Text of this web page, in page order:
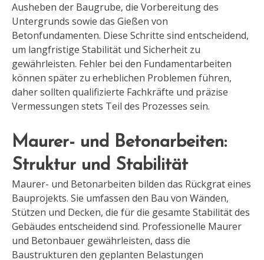
Ausheben der Baugrube, die Vorbereitung des
Untergrunds sowie das Gießen von
Betonfundamenten. Diese Schritte sind entscheidend,
um langfristige Stabilität und Sicherheit zu
gewährleisten. Fehler bei den Fundamentarbeiten
können später zu erheblichen Problemen führen,
daher sollten qualifizierte Fachkräfte und präzise
Vermessungen stets Teil des Prozesses sein.
Maurer- und Betonarbeiten:
Struktur und Stabilität
Maurer- und Betonarbeiten bilden das Rückgrat eines
Bauprojekts. Sie umfassen den Bau von Wänden,
Stützen und Decken, die für die gesamte Stabilität des
Gebäudes entscheidend sind. Professionelle Maurer
und Betonbauer gewährleisten, dass die
Baustrukturen den geplanten Belastungen